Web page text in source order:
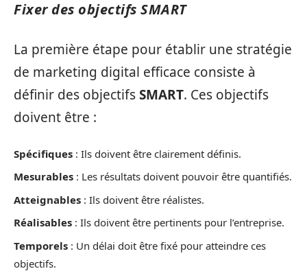
Fixer des objectifs SMART
La première étape pour établir une stratégie
de marketing digital efficace consiste à
définir des objectifsSMART. Ces objectifs
doivent être :
Spécifiques : Ils doivent être clairement définis.
Mesurables : Les résultats doivent pouvoir être quantifiés.
Atteignables : Ils doivent être réalistes.
Réalisables : Ils doivent être pertinents pour l’entreprise.
Temporels : Un délai doit être fixé pour atteindre ces
objectifs.